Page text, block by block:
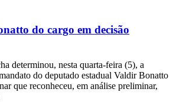
do cargo em decisão
determinou, nesta quarta-feira (5), a
do deputado estadual Valdir Bonatto
que reconheceu, em análise preliminar,